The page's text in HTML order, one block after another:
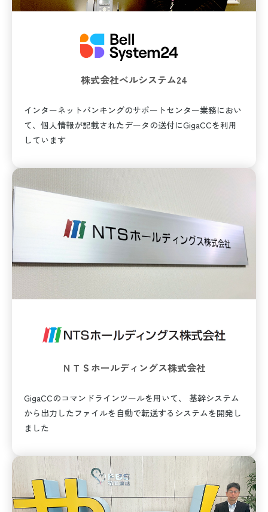
株式会社ベルシステム24
インターネットバンキングのサポートセンター業務におい
て、個人情報が記載されたデータの送付にGigaCCを利用
しています
ＮＴＳホールディングス株式会社
GigaCCのコマンドラインツールを用いて、 基幹システム
から出力したファイルを自動で転送するシステムを開発し
ました